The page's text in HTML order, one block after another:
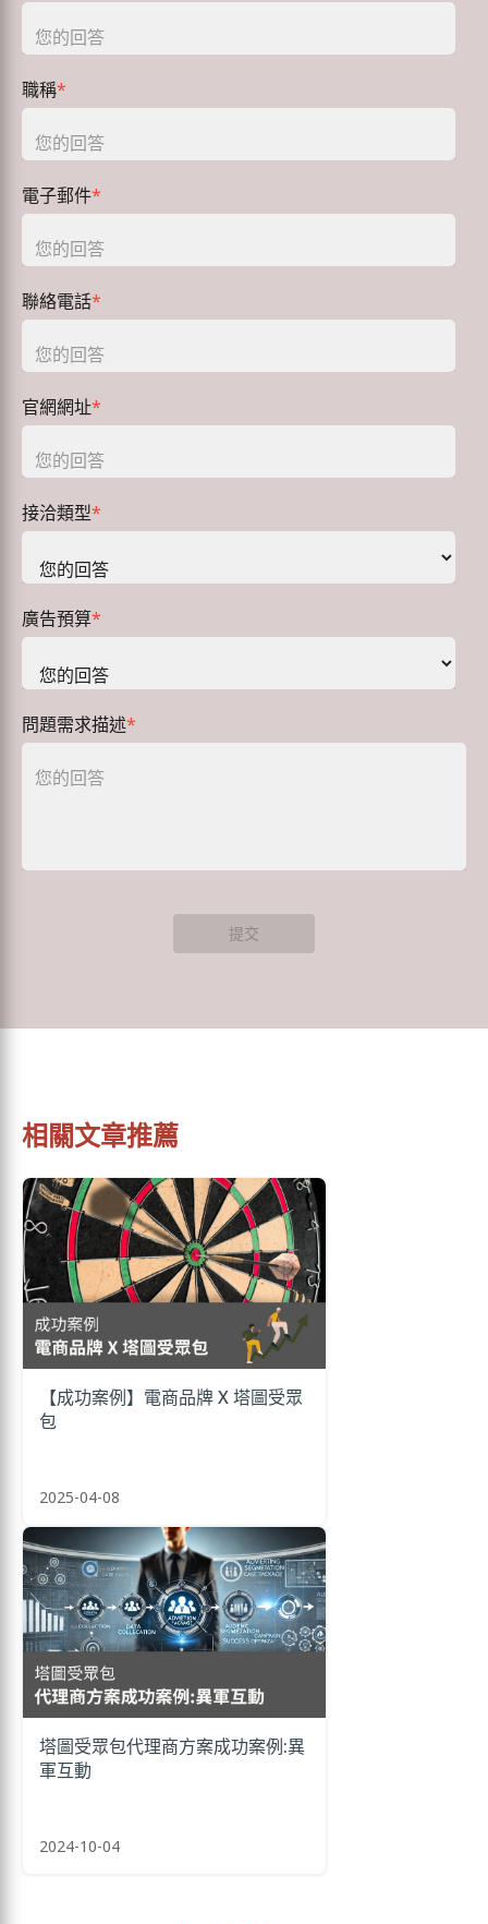
職稱*
電子郵件*
聯絡電話*
官網網址*
接洽類型*
廣告預算*
問題需求描述*
提交
相關文章推薦
【成功案例】電商品牌 X 塔圖受眾
包
2025-04-08
塔圖受眾包代理商方案成功案例:異
軍互動
2024-10-04